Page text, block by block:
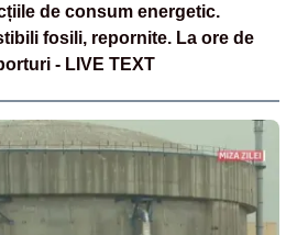
de consum energetic.
fosili, repornite. La ore de
- LIVE TEXT